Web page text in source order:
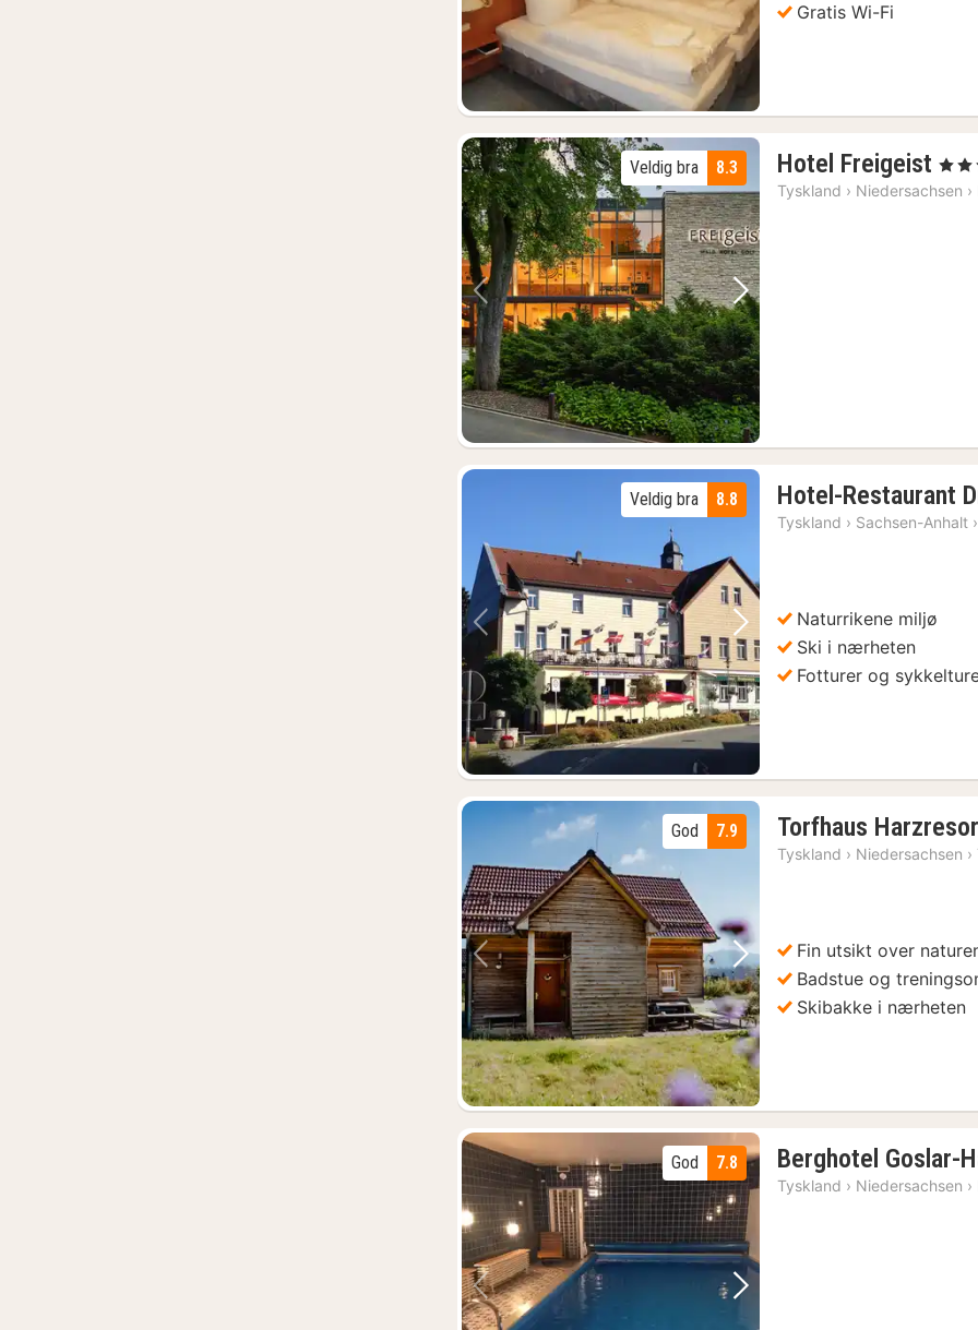
Gratis Wi-Fi
Forrige bilde Neste bilde
8.3
Veldig bra Hotel Freigeist 1
, 4
Tyskland › Niedersachsen ›
Forrige bilde Neste bilde
8.8
Veldig bra Hotel-Restaurant
Tyskland › Sachsen-Anhalt ›
Naturrikene miljø
Ski i nærheten
Fotturer og
Forrige bilde Neste bilde
7.9
God Torfhaus
Tyskland › Niedersachsen ›
Fin utsikt over
Badstue og
Skibakke i nærheten
Forrige bilde Neste bilde
7.8
God Berghotel Goslar-
Tyskland › Niedersachsen ›